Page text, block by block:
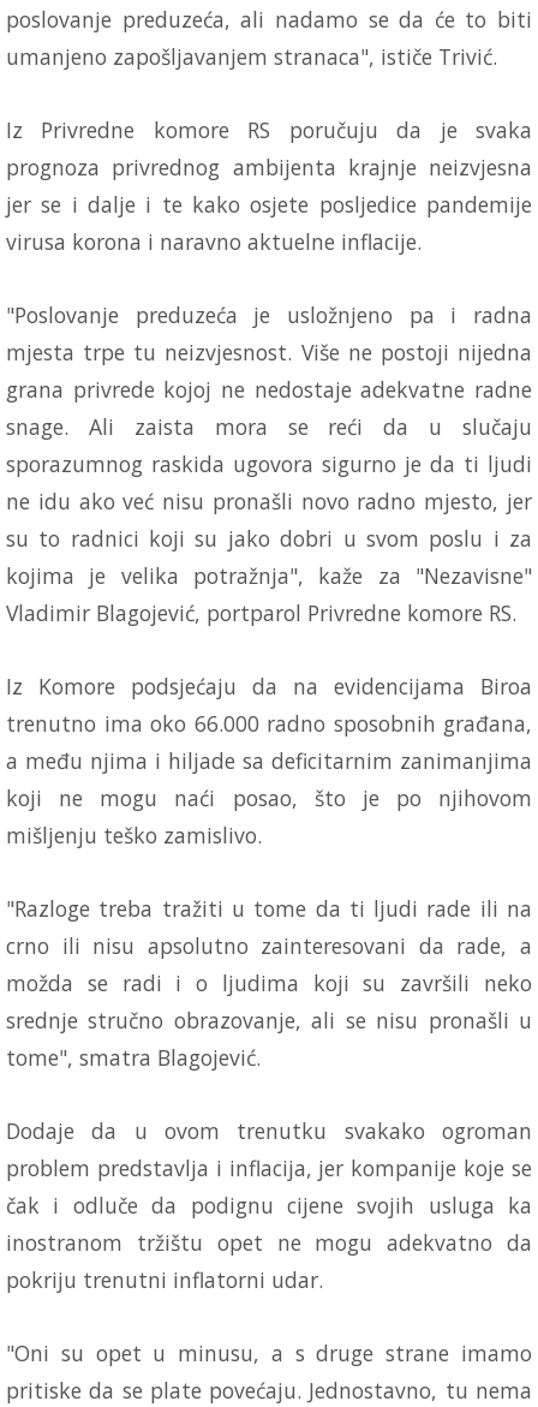
poslovanje preduzeća, ali nadamo se da će to biti
umanjeno zapošljavanjem stranaca", ističe Trivić.
Iz Privredne komore RS poručuju da je svaka
prognoza privrednog ambijenta krajnje neizvjesna
jer se i dalje i te kako osjete posljedice pandemije
virusa korona i naravno aktuelne inflacije.
"Poslovanje preduzeća je usložnjeno pa i radna
mjesta trpe tu neizvjesnost. Više ne postoji nijedna
grana privrede kojoj ne nedostaje adekvatne radne
snage. Ali zaista mora se reći da u slučaju
sporazumnog raskida ugovora sigurno je da ti ljudi
ne idu ako već nisu pronašli novo radno mjesto, jer
su to radnici koji su jako dobri u svom poslu i za
kojima je velika potražnja", kaže za "Nezavisne"
Vladimir Blagojević, portparol Privredne komore RS.
Iz Komore podsjećaju da na evidencijama Biroa
trenutno ima oko 66.000 radno sposobnih građana,
a među njima i hiljade sa deficitarnim zanimanjima
koji ne mogu naći posao, što je po njihovom
mišljenju teško zamislivo.
"Razloge treba tražiti u tome da ti ljudi rade ili na
crno ili nisu apsolutno zainteresovani da rade, a
možda se radi i o ljudima koji su završili neko
srednje stručno obrazovanje, ali se nisu pronašli u
tome", smatra Blagojević.
Dodaje da u ovom trenutku svakako ogroman
problem predstavlja i inflacija, jer kompanije koje se
čak i odluče da podignu cijene svojih usluga ka
inostranom tržištu opet ne mogu adekvatno da
pokriju trenutni inflatorni udar.
"Oni su opet u minusu, a s druge strane imamo
pritiske da se plate povećaju. Jednostavno, tu nema